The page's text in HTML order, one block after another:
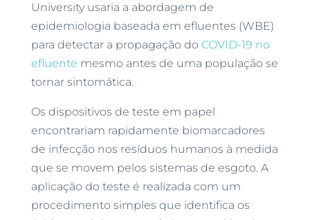
University usaria a abordagem de
epidemiologia baseada em efluentes (WBE)
para detectar a propagação do COVID-19 no
efluente mesmo antes de uma população se
tornar sintomática.
Os dispositivos de teste em papel
encontrariam rapidamente biomarcadores
de infecção nos resíduos humanos à medida
que se movem pelos sistemas de esgoto. A
aplicação do teste é realizada com um
procedimento simples que identifica os